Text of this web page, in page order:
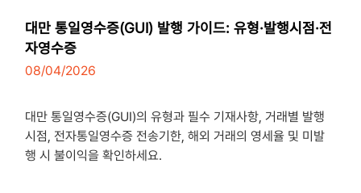
대만 통일영수증(GUI) 발행 가이드: 유형·발행시점·전
자영수증
08/04/2026
대만 통일영수증(GUI)의 유형과 필수 기재사항, 거래별 발행
시점, 전자통일영수증 전송기한, 해외 거래의 영세율 및 미발
행 시 불이익을 확인하세요.